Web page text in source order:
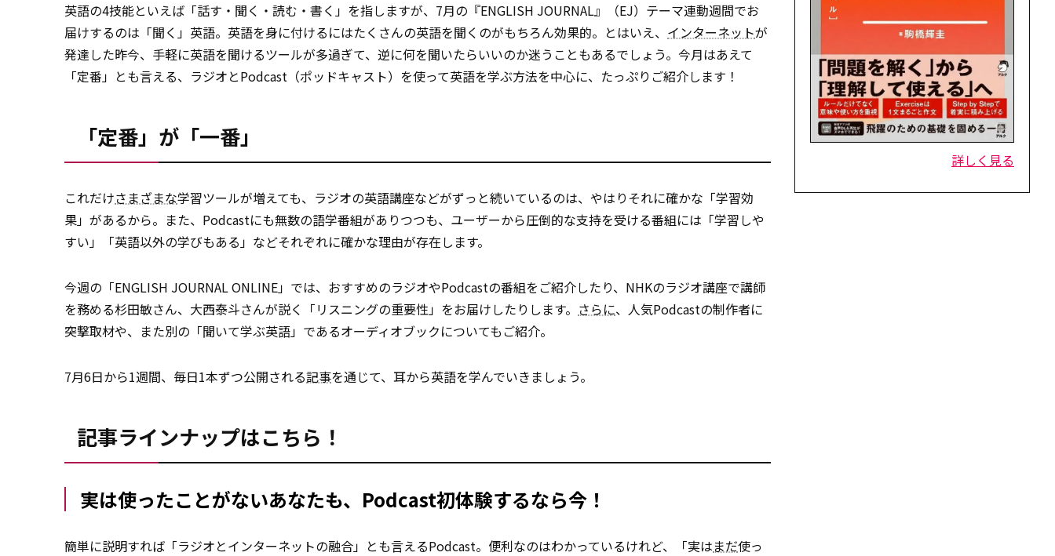
英語の4技能といえば「話す・聞く・読む・書く」を指しますが、7月の『ENGLISH JOURNAL』（EJ）テーマ連動週間でお
届けするのは「聞く」英語。英語を身に付けるにはたくさんの英語を聞くのがもちろん効果的。とはいえ、 インターネットが
発達した昨今、手軽に英語を聞けるツールが多過ぎて、逆に何を聞いたらいいのか迷うこともあるでしょう。今月はあえて
「定番」とも言える、ラジオとPodcast（ポッドキャスト）を使って英語を学ぶ方法を中心に、たっぷりご紹介します！
「定番」が「一番」
これだけさまざまな学習ツールが増えても、ラジオの英語講座などがずっと続いているのは、やはりそれに確かな「学習効
果」があるから。また、Podcastにも無数の語学番組がありつつも、ユーザーから圧倒的な支持を受ける番組には「学習しや
すい」「英語以外の学びもある」などそれぞれに確かな理由が存在します。
今週の「ENGLISH JOURNAL ONLINE」では、おすすめのラジオやPodcastの番組をご紹介したり、NHKのラジオ講座で講師
を務める杉田敏さん、大西泰斗さんが説く「リスニングの重要性」をお届けしたりします。 さらに、人気Podcastの制作者に
突撃取材や、また別の「聞いて学ぶ英語」であるオーディオブックについてもご紹介。
7月6日から1週間、毎日1本ずつ公開される記事を通じて、耳から英語を学んでいきましょう。
記事ラインナップはこちら！
実は使ったことがないあなたも、Podcast初体験するなら今！
簡単に説明すれば「ラジオとインターネットの融合」とも言えるPodcast。便利なのはわかっているけれど、「実はまだ使っ
詳しく見る